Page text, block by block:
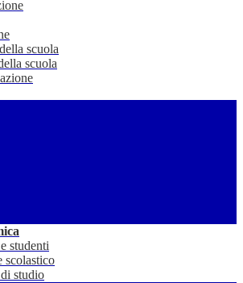
scuola
scuola
studenti
scolastico
studio